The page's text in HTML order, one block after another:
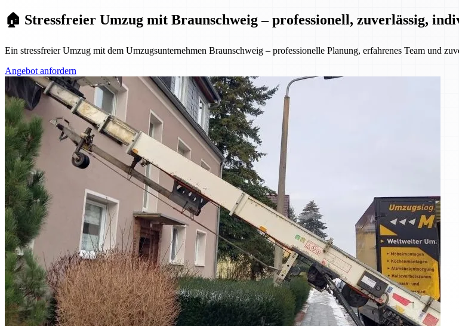
🏠 Stressfreier Umzug mit Braunschweig – professionell, zuverlässig,
Ein stressfreier Umzug mit dem Umzugsunternehmen Braunschweig – professionelle Planung, erfahrenes Team und
Angebot anfordern